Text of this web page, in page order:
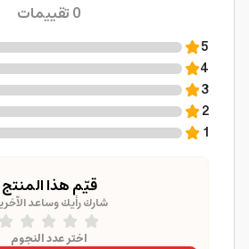
0تقييمات
5
4
3
2
1
قيّم هذا المنتج
شارك رأيك وساعد
اختر عدد النجوم